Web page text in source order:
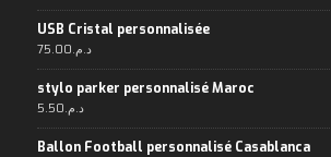
USB Cristal personnalisée
د.م.75.00
stylo parker personnalisé Maroc
د.م.5.50
Ballon Football personnalisé Casablanca